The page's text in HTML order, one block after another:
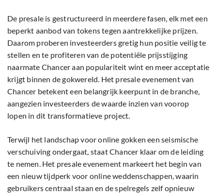
De presale is gestructureerd in meerdere fasen, elk met een
beperkt aanbod van tokens tegen aantrekkelijke prijzen.
Daarom proberen investeerders gretig hun positie veilig te
stellen en te profiteren van de potentiële prijsstijging
naarmate Chancer aan populariteit wint en meer acceptatie
krijgt binnen de gokwereld. Het presale evenement van
Chancer betekent een belangrijk keerpunt in de branche,
aangezien investeerders de waarde inzien van voorop
lopen in dit transformatieve project.
Terwijl het landschap voor online gokken een seismische
verschuiving ondergaat, staat Chancer klaar om de leiding
te nemen. Het presale evenement markeert het begin van
een nieuw tijdperk voor online weddenschappen, waarin
gebruikers centraal staan en de spelregels zelf opnieuw